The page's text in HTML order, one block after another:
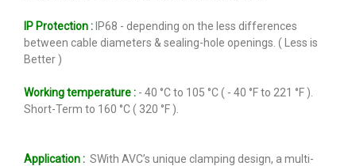
IP Protection : IP68 - depending on the less differences
between cable diameters & sealing-hole openings. ( Less is
Better )
Working temperature : - 40 °C to 105 °C ( - 40 °F to 221 °F ).
Short-Term to 160 °C ( 320 °F ).
Application : SWith AVC’s unique clamping design, a multi-